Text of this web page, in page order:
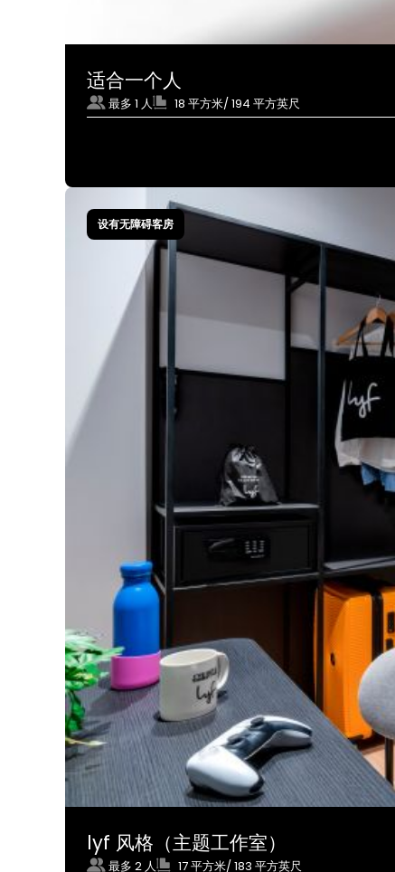
适合一个人
最多 1 人 18 平方米/ 194 平方英尺
设有无障碍客房
lyf 风格（主题工作室）
最多 2 人 17 平方米/ 183 平方英尺